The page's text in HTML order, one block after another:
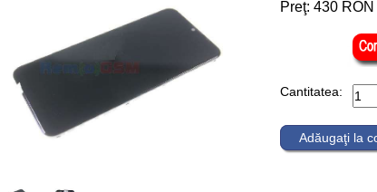
Preţ: 430 RON
Cantitatea:
Adăugaţi la